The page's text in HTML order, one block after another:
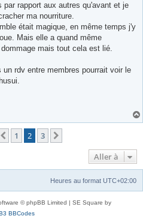
rapport aux autres qu'avant et je
ma nourriture.
était magique, en même temps j'y
Mais elle a quand même
mais tout cela est lié.
rdv entre membres pourrait voir le
Précédente
1 2 3
Aller à
Heures au format UTC+02:00
© phpBB Limited | SE Square by
BBCodes